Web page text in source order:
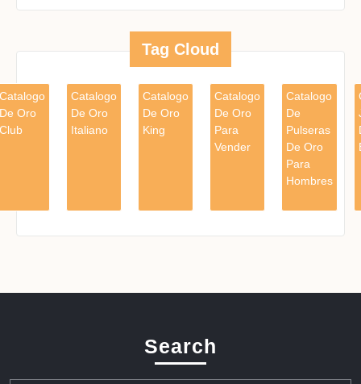
Tag Cloud
Catalogo
De Oro
Club
Catalogo
De Oro
Italiano
Catalogo
De Oro
King
Catalogo
De Oro
Para
Vender
Catalogo
De
Pulseras
De Oro
Para
Hombres
Search